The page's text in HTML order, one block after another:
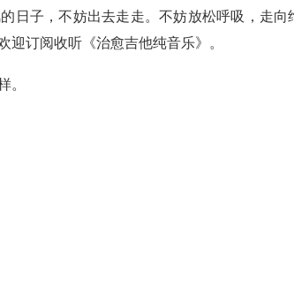
日子，不妨出去走走。不妨放松呼吸，走
迎订阅收听《治愈吉他纯音乐》。
。